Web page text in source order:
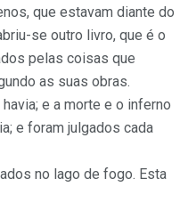
que estavam diante do
se outro livro, que é o
pelas coisas que
as suas obras.
e a morte e o inferno
e foram julgados cada
no lago de fogo. Esta